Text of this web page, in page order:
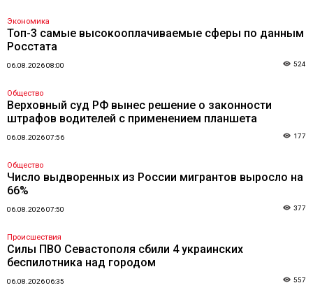
Экономика
Топ-3 самые высокооплачиваемые сферы по данным
Росстата
06.08.2026 08:00 524
Общество
Верховный суд РФ вынес решение о законности
штрафов водителей с применением планшета
06.08.2026 07:56 177
Общество
Число выдворенных из России мигрантов выросло на
66%
06.08.2026 07:50 377
Происшествия
Силы ПВО Севастополя сбили 4 украинских
беспилотника над городом
06.08.2026 06:35 557